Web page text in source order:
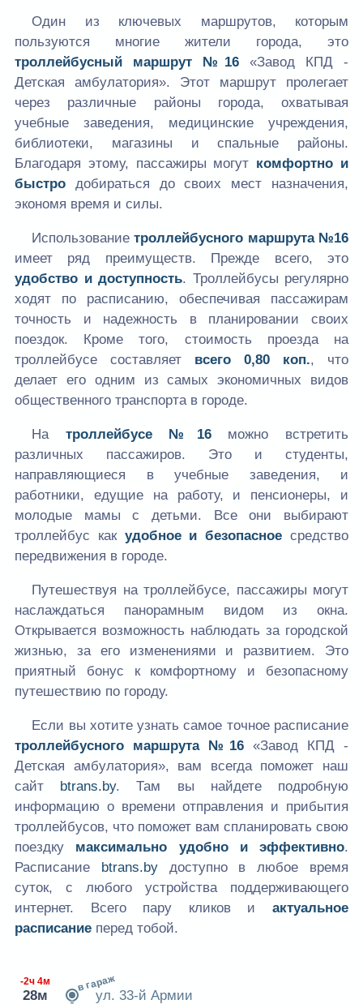
Один из ключевых маршрутов, которым
пользуются многие жители города, это
троллейбусный маршрут №16 «Завод КПД -
Детская амбулатория». Этот маршрут пролегает
через различные районы города, охватывая
учебные заведения, медицинские учреждения,
библиотеки, магазины и спальные районы.
Благодаря этому, пассажиры могут комфортно и
быстро добираться до своих мест назначения,
экономя время и силы.
Использованиетроллейбусного маршрута №16
имеет ряд преимуществ. Прежде всего, это
удобство и доступность. Троллейбусы регулярно
ходят по расписанию, обеспечивая пассажирам
точность и надежность в планировании своих
поездок. Кроме того, стоимость проезда на
троллейбусе составляет всего 0,80 коп., что
делает его одним из самых экономичных видов
общественного транспорта в городе.
На троллейбусе №16можно встретить
различных пассажиров. Это и студенты,
направляющиеся в учебные заведения, и
работники, едущие на работу, и пенсионеры, и
молодые мамы с детьми. Все они выбирают
троллейбус как удобное и безопасное средство
передвижения в городе.
Путешествуя на троллейбусе, пассажиры могут
наслаждаться панорамным видом из окна.
Открывается возможность наблюдать за городской
жизнью, за его изменениями и развитием. Это
приятный бонус к комфортному и безопасному
путешествию по городу.
Если вы хотите узнать самое точное расписание
троллейбусного маршрута №16«Завод КПД -
Детская амбулатория», вам всегда поможет наш
сайт btrans.by. Там вы найдете подробную
информацию о времени отправления и прибытия
троллейбусов, что поможет вам спланировать свою
поездку максимально удобно и эффективно.
Расписание btrans.byдоступно в любое время
суток, с любого устройства поддерживающего
интернет. Всего пару кликов и актуальное
расписание перед тобой.
-2ч 4м
28м
в гараж
ул. 33-й Армии